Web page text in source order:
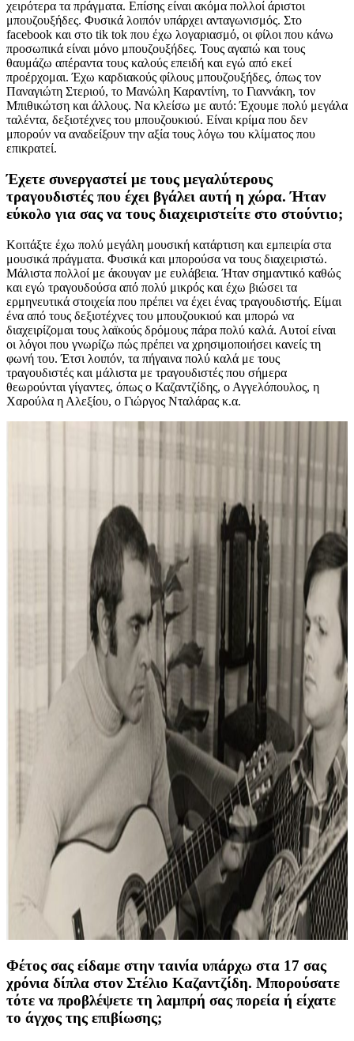
χειρότερα τα πράγματα. Επίσης είναι ακόμα πολλοί άριστοι
μπουζουξήδες. Φυσικά λοιπόν υπάρχει ανταγωνισμός. Στο
facebook και στο tik tok που έχω λογαριασμό, οι φίλοι που κάνω
προσωπικά είναι μόνο μπουζουξήδες. Τους αγαπώ και τους
θαυμάζω απέραντα τους καλούς επειδή και εγώ από εκεί
προέρχομαι. Έχω καρδιακούς φίλους μπουζουξήδες, όπως τον
Παναγιώτη Στεριού, το Μανώλη Καραντίνη, το Γιαννάκη, τον
Μπιθικώτση και άλλους. Να κλείσω με αυτό: Έχουμε πολύ μεγάλα
ταλέντα, δεξιοτέχνες του μπουζουκιού. Είναι κρίμα που δεν
μπορούν να αναδείξουν την αξία τους λόγω του κλίματος που
επικρατεί.
Έχετε συνεργαστεί με τους μεγαλύτερους
τραγουδιστές που έχει βγάλει αυτή η χώρα. Ήταν
εύκολο για σας να τους διαχειριστείτε στο στούντιο;
Κοιτάξτε έχω πολύ μεγάλη μουσική κατάρτιση και εμπειρία στα
μουσικά πράγματα. Φυσικά και μπορούσα να τους διαχειριστώ.
Μάλιστα πολλοί με άκουγαν με ευλάβεια. Ήταν σημαντικό καθώς
και εγώ τραγουδούσα από πολύ μικρός και έχω βιώσει τα
ερμηνευτικά στοιχεία που πρέπει να έχει ένας τραγουδιστής. Είμαι
ένα από τους δεξιοτέχνες του μπουζουκιού και μπορώ να
διαχειρίζομαι τους λαϊκούς δρόμους πάρα πολύ καλά. Αυτοί είναι
οι λόγοι που γνωρίζω πώς πρέπει να χρησιμοποιήσει κανείς τη
φωνή του. Έτσι λοιπόν, τα πήγαινα πολύ καλά με τους
τραγουδιστές και μάλιστα με τραγουδιστές που σήμερα
θεωρούνται γίγαντες, όπως ο Καζαντζίδης, ο Αγγελόπουλος, η
Χαρούλα η Αλεξίου, ο Γιώργος Νταλάρας κ.α.
Φέτος σας είδαμε στην ταινία υπάρχω στα 17 σας
χρόνια δίπλα στον Στέλιο Καζαντζίδη. Μπορούσατε
τότε να προβλέψετε τη λαμπρή σας πορεία ή είχατε
το άγχος της επιβίωσης;